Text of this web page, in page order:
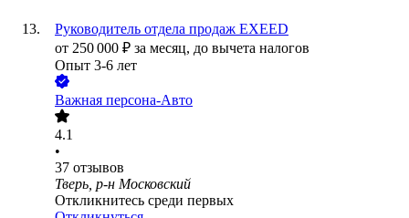
Руководитель отдела продаж EXEED
от 250 000 ₽ за месяц, до вычета налогов
Опыт 3-6 лет
Важная персона-Авто
4.1
•
37 отзывов
Тверь, р-н Московский
Откликнитесь среди первых